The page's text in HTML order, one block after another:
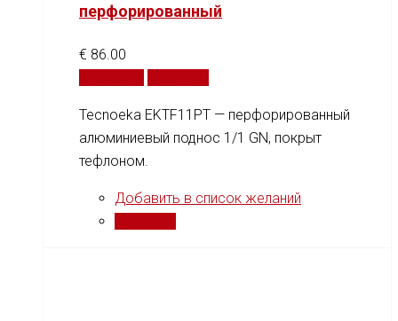
перфорированный
€ 86.00
Tecnoeka EKTF11PT — перфорированный
алюминиевый поднос 1/1 GN, покрыт
тефлоном.
Добавить в список желаний